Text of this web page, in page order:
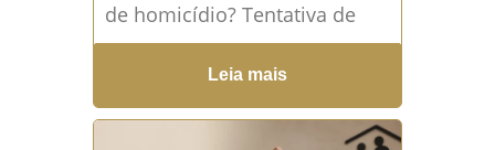
de homicídio? Tentativa de
homicídio é uma das
situações mais graves que
uma pessoa pode enfrentar,
Leia mais